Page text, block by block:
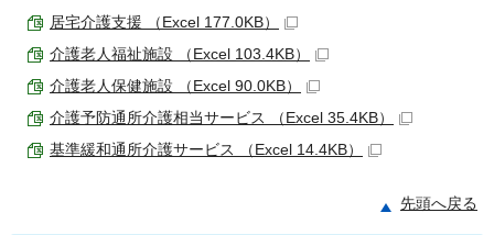
居宅介護支援 （Excel 177.0KB）
介護老人福祉施設 （Excel 103.4KB）
介護老人保健施設 （Excel 90.0KB）
介護予防通所介護相当サービス （Excel 35.4KB）
基準緩和通所介護サービス （Excel 14.4KB）
先頭へ戻る